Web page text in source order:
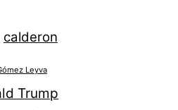
calderon
Leyva
Trump